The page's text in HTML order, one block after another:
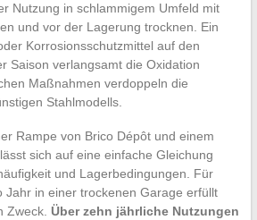
Nutzung in schlammigem Umfeld mit
und vor der Lagerung trocknen. Ein
Korrosionsschutzmittel auf den
Saison verlangsamt die Oxidation
Maßnahmen verdoppeln die
Stahlmodells.
Rampe von Brico Dépôt und einem
sich auf eine einfache Gleichung
und Lagerbedingungen. Für
Jahr in einer trockenen Garage erfüllt
Zweck. Über zehn jährliche Nutzungen